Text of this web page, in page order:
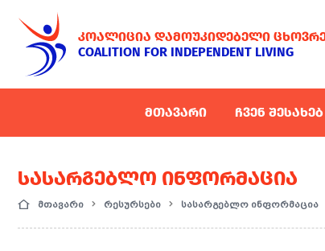
ᲙᲝᲐᲚᲘᲪᲘᲐ ᲓᲐᲛᲝᲣᲙᲘᲓᲔᲑᲔᲚᲘ
COALITION FOR INDEPENDENT LIVING
ᲛᲗᲐᲕᲐᲠᲘ ᲩᲕᲔᲜ ᲨᲔᲡᲐᲮᲔᲑ
ᲡᲐᲡᲐᲠᲒᲔᲑᲚᲝ ᲘᲜᲤᲝᲠᲛᲐᲪᲘᲐ
მთავარი რესურსები სასარგებლო ინფორმაცია